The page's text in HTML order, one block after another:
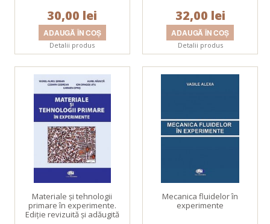
30,00 lei
Detalii produs
32,00 lei
Detalii produs
Materiale şi tehnologii
primare în experimente.
Ediţie revizuită şi adăugită
Mecanica fluidelor în
experimente